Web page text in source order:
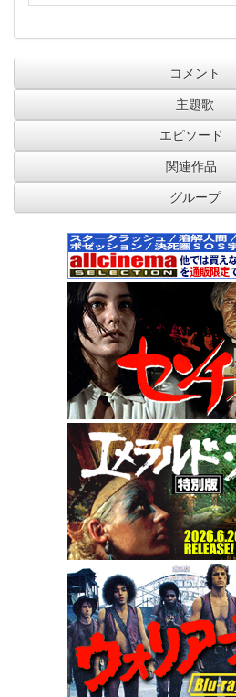
コメント
主題歌
エピソード
関連作品
グループ